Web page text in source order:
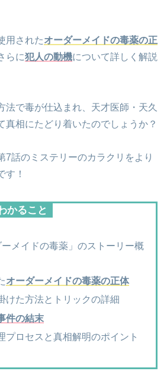
用されたオーダーメイドの毒薬の正
らに犯人の動機について詳しく解説
法で毒が仕込まれ、天才医師・天久
真相にたどり着いたのでしょうか？
7話のミステリーのカラクリをより
す！
かること
メイドの毒薬」のストーリー概
オーダーメイドの毒薬の正体
けた方法とトリックの詳細
件の結末
プロセスと真相解明のポイント